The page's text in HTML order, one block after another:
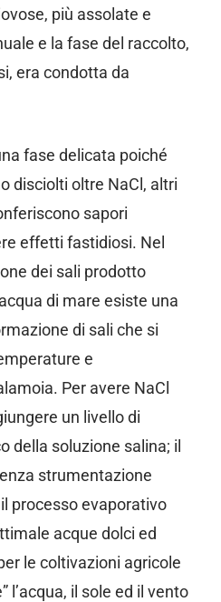
più assolate e
e la fase del raccolto,
era condotta da
fase delicata poiché
disciolti oltre NaCl, altri
sapori
effetti fastidiosi. Nel
dei sali prodotto
di mare esiste una
di sali che si
e
Per avere NaCl
un livello di
della soluzione salina; il
strumentazione
processo evaporativo
acque dolci ed
le coltivazioni agricole
l’acqua, il sole ed il vento